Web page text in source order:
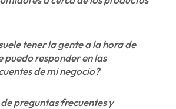
tener la gente a la hora de
puedo responder en las
de mi negocio?
preguntas frecuentes y